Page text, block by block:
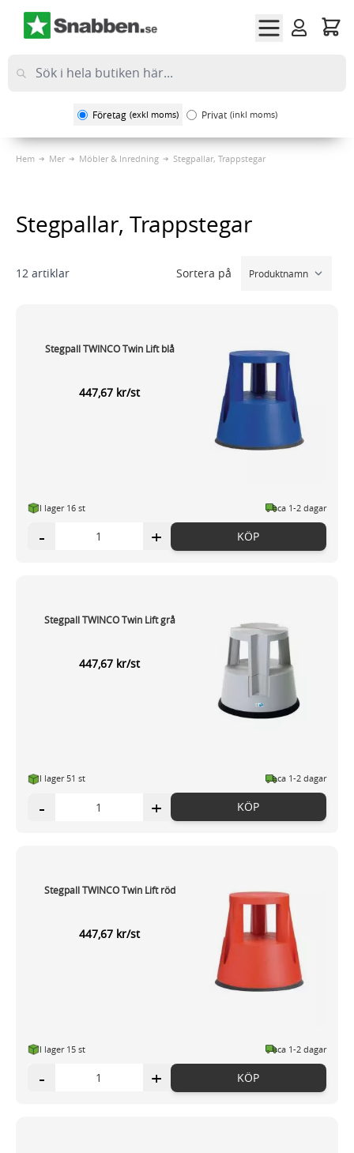
Företag (exkl moms) Privat (inkl moms)
Hem Mer Möbler & Inredning Stegpallar, Trappstegar
Stegpallar, Trappstegar
12 artiklar Sortera på
Stegpall TWINCO Twin Lift blå
447,67 kr/st
I lager 16 st ca 1-2 dagar
- + KÖP
Stegpall TWINCO Twin Lift grå
447,67 kr/st
I lager 51 st ca 1-2 dagar
- + KÖP
Stegpall TWINCO Twin Lift röd
447,67 kr/st
I lager 15 st ca 1-2 dagar
- + KÖP